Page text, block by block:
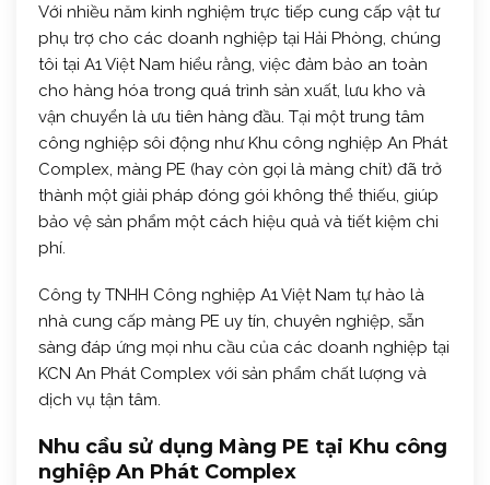
Với nhiều năm kinh nghiệm trực tiếp cung cấp vật tư
phụ trợ cho các doanh nghiệp tại Hải Phòng, chúng
tôi tại A1 Việt Nam hiểu rằng, việc đảm bảo an toàn
cho hàng hóa trong quá trình sản xuất, lưu kho và
vận chuyển là ưu tiên hàng đầu. Tại một trung tâm
công nghiệp sôi động như Khu công nghiệp An Phát
Complex, màng PE (hay còn gọi là màng chít) đã trở
thành một giải pháp đóng gói không thể thiếu, giúp
bảo vệ sản phẩm một cách hiệu quả và tiết kiệm chi
phí.
Công ty TNHH Công nghiệp A1 Việt Nam tự hào là
nhà cung cấp màng PE uy tín, chuyên nghiệp, sẵn
sàng đáp ứng mọi nhu cầu của các doanh nghiệp tại
KCN An Phát Complex với sản phẩm chất lượng và
dịch vụ tận tâm.
Nhu cầu sử dụng Màng PE tại Khu công
nghiệp An Phát Complex